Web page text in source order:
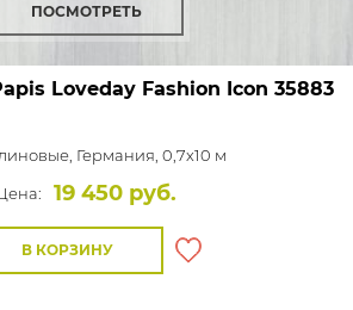
ПОСМОТРЕТЬ
Loveday Fashion Icon 35883
Германия, 0,7x10 м
19 450 руб.
В КОРЗИНУ